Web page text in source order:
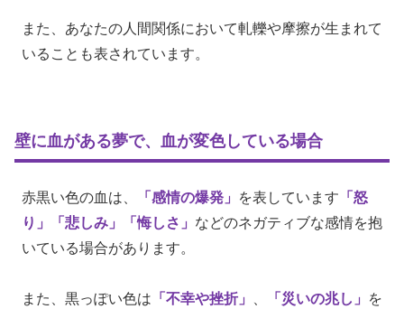
また、あなたの人間関係において軋轢や摩擦が生まれて
いることも表されています。
壁に血がある夢で、血が変色している場合
赤黒い色の血は、 「感情の爆発」 を表しています 「怒
り」
「悲しみ」 「悔しさ」 などのネガティブな感情を抱
いている場合があります。
また、黒っぽい色は 「不幸や挫折」 「災いの兆し」
を